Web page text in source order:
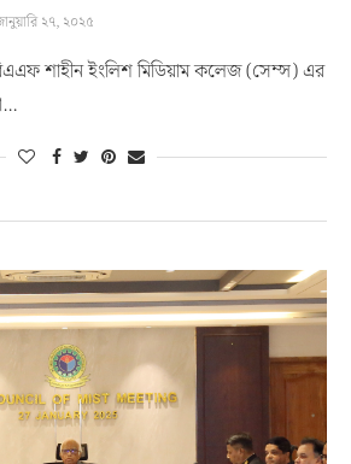
২৭, ২০২৫
শাহীন ইংলিশ মিডিয়াম কলেজ (সেম্স) এর